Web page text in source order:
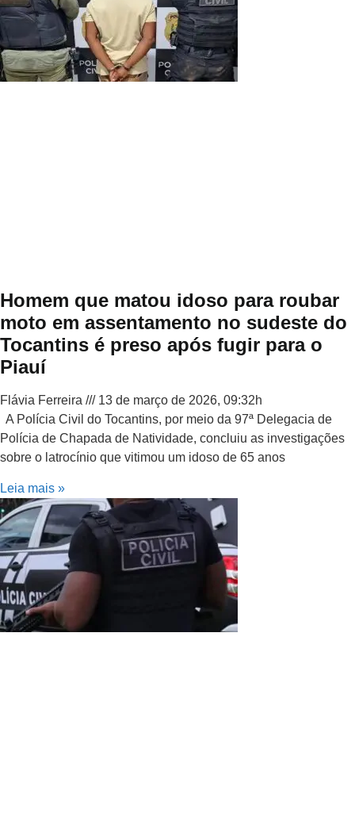
Homem que matou idoso para roubar
moto em assentamento no sudeste do
Tocantins é preso após fugir para o
Piauí
Flávia Ferreira
13 de março de 2026, 09:32h
A Polícia Civil do Tocantins, por meio da 97ª Delegacia de
Polícia de Chapada de Natividade, concluiu as investigações
sobre o latrocínio que vitimou um idoso de 65 anos
Leia mais »